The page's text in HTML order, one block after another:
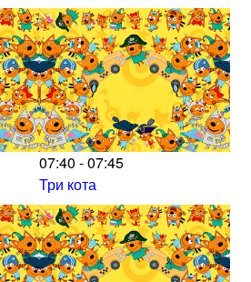
07:40 - 07:45
Три кота